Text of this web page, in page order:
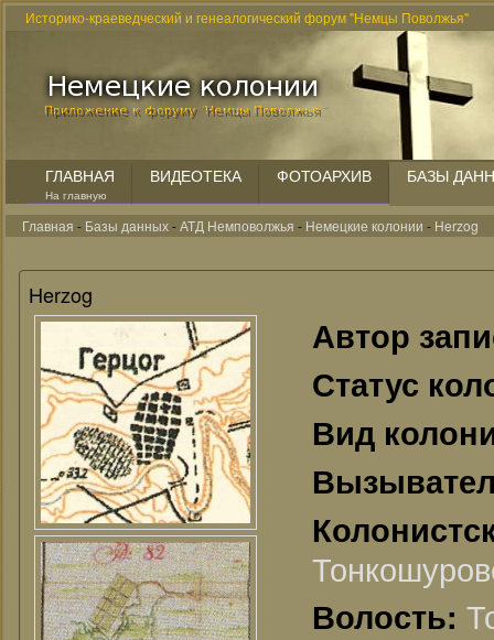
Историко-краеведческий и генеалогический форум "Немцы Поволжья"
ГЛАВНАЯ
На главную
ВИДЕОТЕКА ФОТОАРХИВ БАЗЫ
Главная - Базы данных-АТД Немповолжья - Немецкие колонии - Herzog
Herzog
Автор
Статус
Вид
Волость: